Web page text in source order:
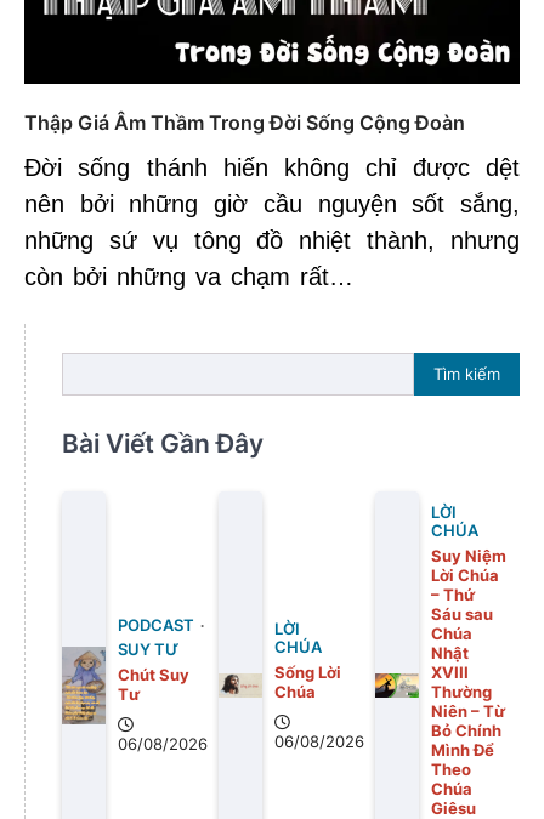
Thập Giá Âm Thầm Trong Đời Sống Cộng Đoàn
Đời sống thánh hiến không chỉ được dệt
nên bởi những giờ cầu nguyện sốt sắng,
những sứ vụ tông đồ nhiệt thành, nhưng
còn bởi những va chạm rất…
Tìm kiếm
Bài Viết Gần Đây
PODCAST
SUY TƯ
Chút Suy
Tư
06/08/2026
LỜI
CHÚA
Sống Lời
Chúa
06/08/2026
LỜI
CHÚA
Suy Niệm
Lời Chúa
– Thứ
Sáu sau
Chúa
Nhật
XVIII
Thường
Niên – Từ
Bỏ Chính
Mình Để
Theo
Chúa
Giêsu